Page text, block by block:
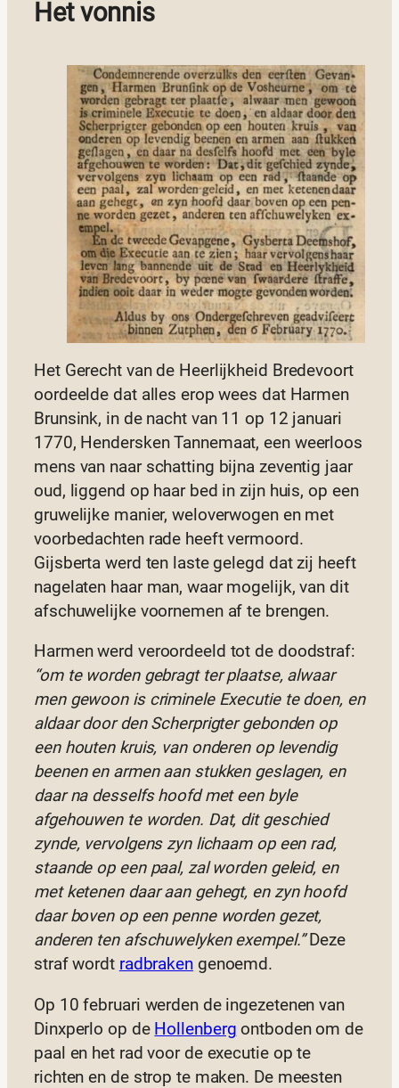
Het vonnis
Het Gerecht van de Heerlijkheid Bredevoort
oordeelde dat alles erop wees dat Harmen
Brunsink, in de nacht van 11 op 12 januari
1770, Hendersken Tannemaat, een weerloos
mens van naar schatting bijna zeventig jaar
oud, liggend op haar bed in zijn huis, op een
gruwelijke manier, weloverwogen en met
voorbedachten rade heeft vermoord.
Gijsberta werd ten laste gelegd dat zij heeft
nagelaten haar man, waar mogelijk, van dit
afschuwelijke voornemen af te brengen.
Harmen werd veroordeeld tot de doodstraf:
“om te worden gebragt ter plaatse, alwaar
men gewoon is criminele Executie te doen, en
aldaar door den Scherprigter gebonden op
een houten kruis, van onderen op levendig
beenen en armen aan stukken geslagen, en
daar na desselfs hoofd met een byle
afgehouwen te worden. Dat, dit geschied
zynde, vervolgens zyn lichaam op een rad,
staande op een paal, zal worden geleid, en
met ketenen daar aan gehegt, en zyn hoofd
daar boven op een penne worden gezet,
anderen ten afschuwelyken exempel.”Deze
straf wordt radbrakengenoemd.
Op 10 februari werden de ingezetenen van
Dinxperlo op de Hollenberg ontboden om de
paal en het rad voor de executie op te
richten en de strop te maken. De meesten